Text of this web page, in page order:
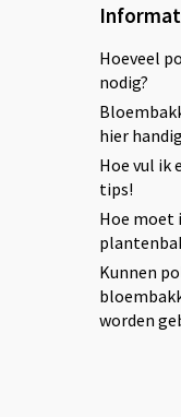
Hoeveel
nodig?
hier
Hoe vul ik
tips!
Hoe moet
Kunnen
worden